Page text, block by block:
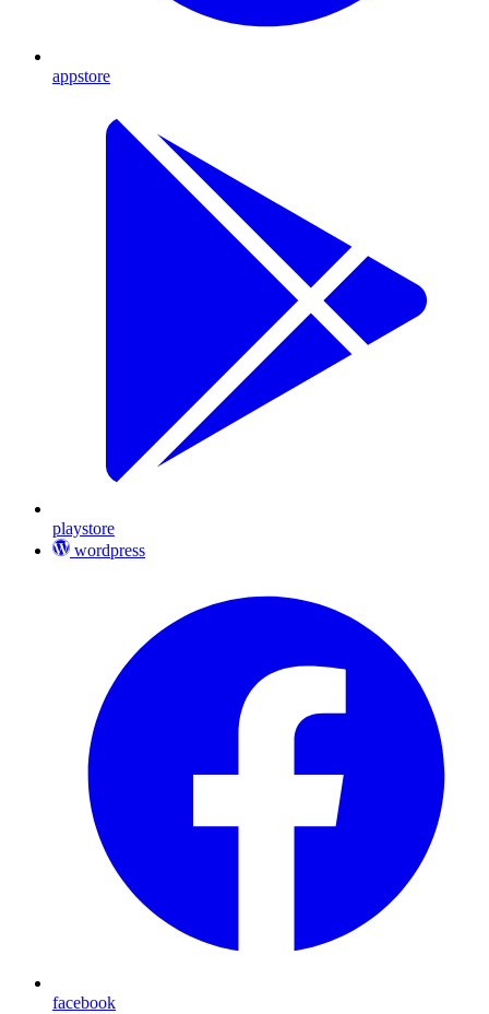
appstore
playstore
wordpress
facebook